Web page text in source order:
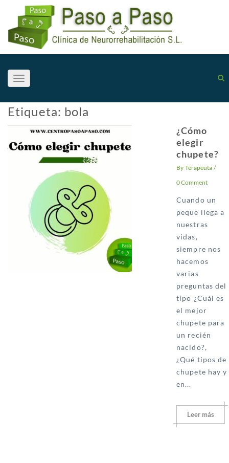
Toggle
navigation
Etiqueta: bola
¿Cómo
elegir
chupete?
By Terapeuta /
0 Comment
Cuando un
peque llega a
nuestras
vidas,
siempre nos
hacemos
varias
preguntas del
tipo ¿Cuál es
el mejor
chupete para
un recién
nacido?,
¿Qué tipos de
chupete hay y
en...
Leer más